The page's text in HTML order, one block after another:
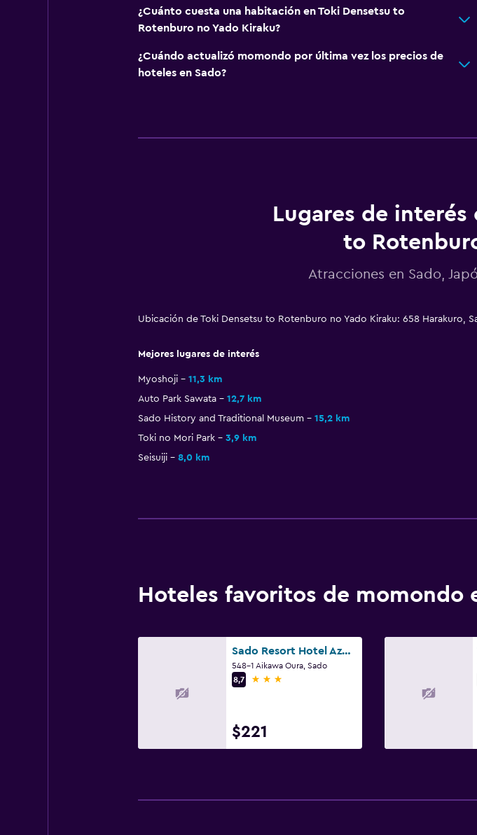
¿Cuánto cuesta una habitación en Toki Densetsu to
Rotenburo no Yado Kiraku?
¿Cuándo actualizó momondo por última vez los precios de
hoteles en Sado?
Lugares de interés
to
Atracciones en Sado,
Ubicación de Toki Densetsu to Rotenburo no Yado Kiraku: 658 Harakuro,
Mejores lugares de interés
Myoshoji 11,3 km
Auto Park Sawata
12,7 km
Sado History and Traditional Museum
15,2 km
Toki no Mori Park
3,9 km
Seisuiji
8,0 km
Hoteles favoritos de momondo
Sado Resort Hotel Azuma
548-1 Aikawa Oura, Sado
8,7
3 estrellas
$221